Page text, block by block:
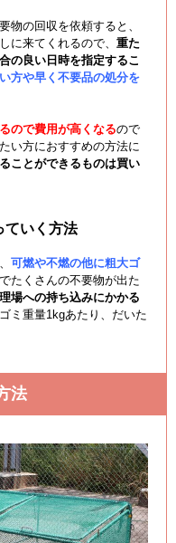
物の回収を依頼すると、
に来てくれるので、 重た
の良い日時を指定するこ
方や早く不要品の処分を
ので費用が高くなるので
い方におすすめの方法に
ことができるものは買い
ていく方法
可燃や不燃の他に粗大ゴ
たくさんの不要物が出た
場への持ち込みにかかる
ミ重量1kgあたり、だいた
法